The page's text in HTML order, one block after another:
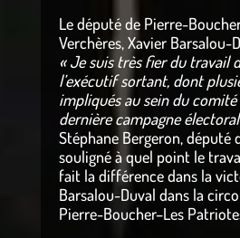
Le député de Pierre-
Verchères, Xavier Barsalou-
« Je suis très fier du travail
l’exécutif sortant, dont
impliqués au sein du
dernière campagne
Stéphane Bergeron, député
souligné à quel point le
fait la différence dans la
Barsalou-Duval dans la
Pierre-Boucher–Les